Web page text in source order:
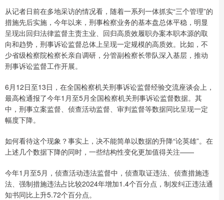
从记者日前在多地采访的情况看，随着一系列一体抓实“三个管理”的
措施先后实施，今年以来，刑事检察业务的基本盘总体平稳，明显
呈现出回归法律监督主责主业、回归高质效履职办案本职本源的取
向和趋势，刑事诉讼监督总体上呈现一定规模的高质效。比如，不
少省级检察院检察长亲自调研，分管副检察长带队深入基层，推动
刑事诉讼监督工作开展。
6月12日至13日，在全国检察机关刑事诉讼监督经验交流座谈会上，
最高检通报了今年1月至5月全国检察机关刑事诉讼监督数据。其
中，刑事立案监督、侦查活动监督、审判监督等数据同比呈现一定
幅度下降。
如何看待这个现象？事实上，决不能简单以数据的升降“论英雄”。在
上述几个数据下降的同时，一些结构性变化更加值得关注——
今年1月至5月，侦查活动违法监督中，侦查取证违法、侦查措施违
法、强制措施违法占比较2024年增加1.4个百分点，制发纠正违法通
知书同比上升5.72个百分点。